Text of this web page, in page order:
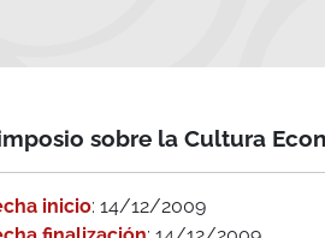
sobre la Cultura
inicio: 14/12/2009